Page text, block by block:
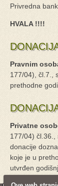
Privredna
HVALA !!!!
Pravnim
177/04), čl.7.,
prethodne
Privatne
177/04) čl.36.,
donacije
koje je u
utvrđen